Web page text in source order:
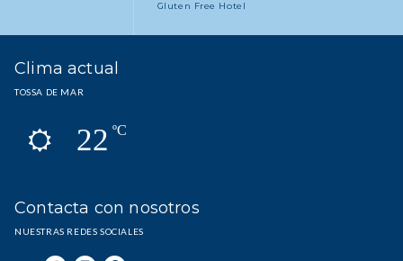
Gluten Free Hotel
Clima actual
TOSSA DE MAR
22ºC
Contacta con nosotros
NUESTRAS REDES SOCIALES